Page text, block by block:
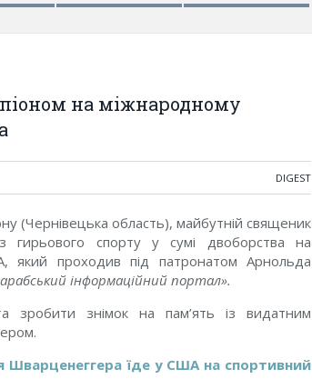
на міжнародному
DIGEST
(Чернівецька область), майбутній священик
гирьового спорту у сумі двоборства на
який проходив під патронатом Арнольда
інформаційний портал».
зробити знімок на пам’ять із видатним
Шварценеггера їде у США на спортивний